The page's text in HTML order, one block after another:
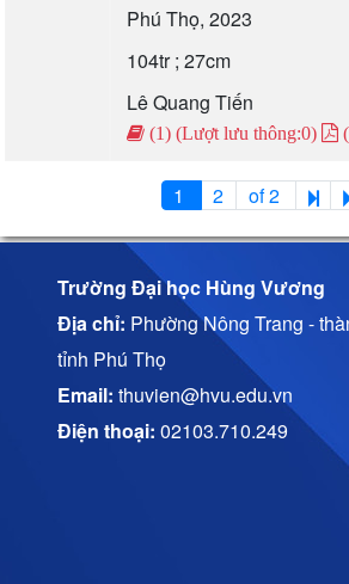
Phú Thọ, 2023
104tr ; 27cm
Lê Quang Tiến
(1) (Lượt lưu thông:0)
1 2 of 2
Trường Đại học Hùng Vương
Địa chỉ: Phường Nông Trang -
tỉnh Phú Thọ
Email: thuvien@hvu.edu.vn
Điện thoại: 02103.710.249